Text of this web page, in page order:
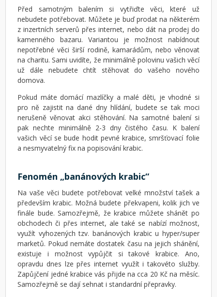
Před samotným balením si vytřiďte věci, které už
nebudete potřebovat. Můžete je buď prodat na některém
z inzertních serverů přes internet, nebo dát na prodej do
kamenného bazaru. Variantou je možnost nabídnout
nepotřebné věci širší rodině, kamarádům, nebo věnovat
na charitu. Sami uvidíte, že minimálně polovinu vašich věcí
už dále nebudete chtít stěhovat do vašeho nového
domova.
Pokud máte domácí mazlíčky a malé děti, je vhodné si
pro ně zajistit na dané dny hlídání, budete se tak moci
nerušeně věnovat akci stěhování. Na samotné balení si
pak nechte minimálně 2-3 dny čistého času. K balení
vašich věcí se bude hodit pevné krabice, smršťovací folie
a nesmyvatelný fix na popisování krabic.
Fenomén „banánových krabic“
Na vaše věci budete potřebovat velké množství tašek a
především krabic. Možná budete překvapeni, kolik jich ve
finále bude. Samozřejmě, že krabice můžete shánět po
obchodech či přes internet, ale také se nabízí možnost,
využít vyhozených tzv. banánových krabic u hyper/super
marketů. Pokud nemáte dostatek času na jejich shánění,
existuje i možnost vypůjčit si takové krabice. Ano,
opravdu dnes lze přes internet využít i takovéto služby.
Zapůjčení jedné krabice vás přijde na cca 20 Kč na měsíc.
Samozřejmě se dají sehnat i standardní přepravky.